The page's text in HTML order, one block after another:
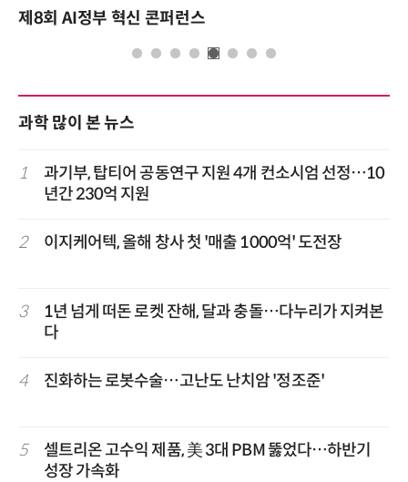
제8회 AI정부 혁신 콘퍼런스
과학 많이 본 뉴스
1
과기부, 탑티어 공동연구 지원 4개 컨소시엄 선정…10
년간 230억 지원
2 이지케어텍, 올해 창사 첫 '매출 1000억' 도전장
3
1년 넘게 떠돈 로켓 잔해, 달과 충돌…다누리가 지켜본
다
4 진화하는 로봇수술…고난도 난치암 '정조준'
5
셀트리온 고수익 제품, 美 3대 PBM 뚫었다…하반기
성장 가속화